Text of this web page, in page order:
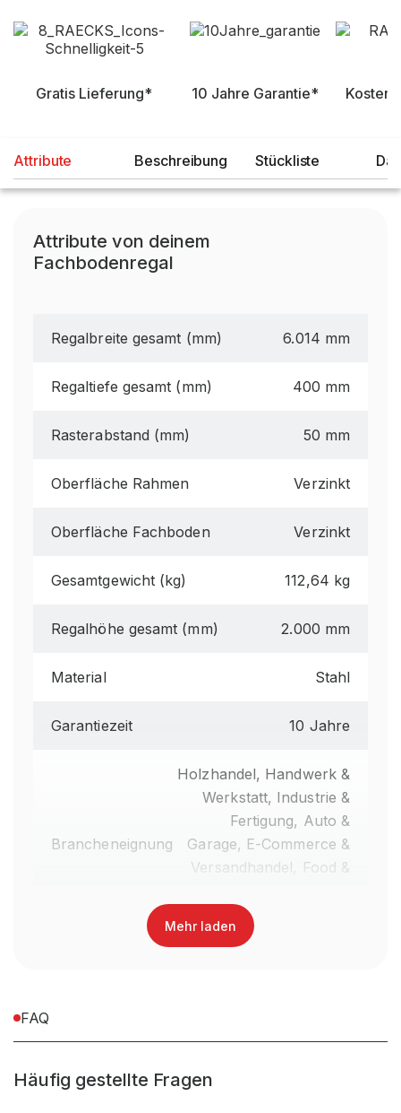
Gratis Lieferung* 10 Jahre Garantie*
Attribute Beschreibung Stückliste
Attribute von deinem
Fachbodenregal
Regalbreite gesamt (mm) 6.014 mm
Regaltiefe gesamt (mm) 400 mm
Rasterabstand (mm) 50 mm
Oberfläche Rahmen Verzinkt
Oberfläche Fachboden Verzinkt
Gesamtgewicht (kg) 112,64 kg
Regalhöhe gesamt (mm) 2.000 mm
Material Stahl
Garantiezeit 10 Jahre
Brancheneignung
Holzhandel, Handwerk &
Werkstatt, Industrie &
Fertigung, Auto &
Garage, E-Commerce &
Versandhandel, Food &
Beständigkeit
Mehr laden
FAQ
Häufig gestellte Fragen